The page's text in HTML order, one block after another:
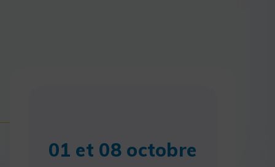
01 et 08 octobre